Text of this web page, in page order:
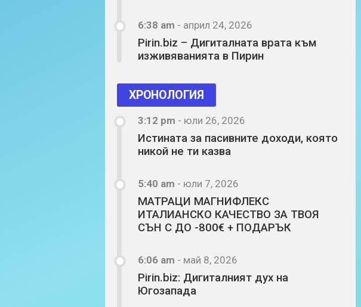
6:38 am - април 24, 2026
Pirin.biz – Дигиталната врата към
изживяванията в Пирин
ХРОНОЛОГИЯ
3:12 pm - юли 26, 2026
Истината за пасивните доходи, която
никой не ти казва
5:40 am - юли 7, 2026
МАТРАЦИ МАГНИФЛЕКС
ИТАЛИАНСКО КАЧЕСТВО ЗА ТВОЯ
СЪН С ДО -800€ + ПОДАРЪК
6:06 am - май 8, 2026
Pirin.biz: Дигиталният дух на
Югозапада